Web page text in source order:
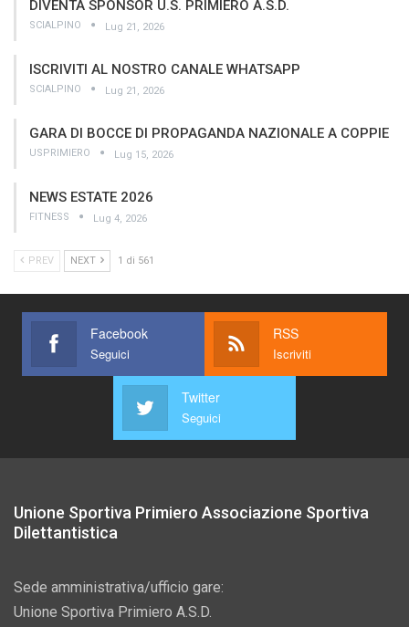
DIVENTA SPONSOR U.S. PRIMIERO A.S.D.
SCIALPINO Lug 21, 2026
ISCRIVITI AL NOSTRO CANALE WHATSAPP
SCIALPINO Lug 21, 2026
GARA DI BOCCE DI PROPAGANDA NAZIONALE A COPPIE
USPRIMIERO Lug 15, 2026
NEWS ESTATE 2026
FITNESS Lug 4, 2026
PREV NEXT 1 di 561
Facebook
Seguici
RSS
Iscriviti
Twitter
Seguici
Unione Sportiva Primiero Associazione Sportiva
Dilettantistica
Sede amministrativa/ufficio gare:
Unione Sportiva Primiero A.S.D.